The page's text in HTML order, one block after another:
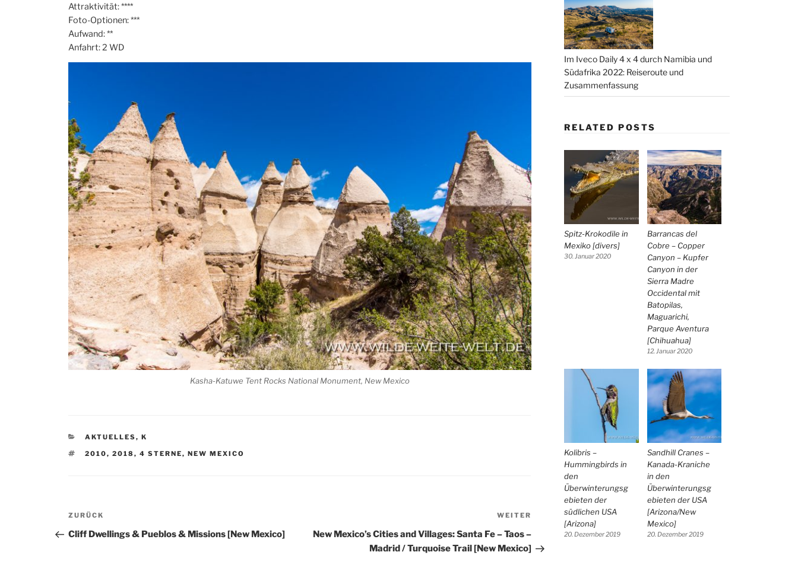
Attraktivität: ****
Foto-Optionen: ***
Aufwand: **
Anfahrt: 2 WD
Kasha-Katuwe Tent Rocks National Monument, New Mexico
KATEGORIEN
AKTUELLES, K
SCHLAGWÖRTER
2010, 2018, 4 STERNE, NEW MEXICO
Beitragsnavigation
Vorheriger
Beitrag
ZURÜCK
Cliff Dwellings & Pueblos & Missions [New Mexico]
Nächster
WEITER
New Mexico’s Cities and Villages: Santa Fe – Taos –
Madrid / Turquoise Trail [New Mexico]
Im Iveco Daily 4 x 4 durch Namibia und
Südafrika 2022: Reiseroute und
Zusammenfassung
RELATED POSTS
Spitz-Krokodile in
Mexiko [divers]
30. Januar 2020
Barrancas del
Cobre – Copper
Canyon – Kupfer
Canyon in der
Sierra Madre
Occidental mit
Batopilas,
Maguarichi,
Parque Aventura
[Chihuahua]
12. Januar 2020
Kolibris –
Hummingbirds in
den
Überwinterungsg
ebieten der
südlichen USA
[Arizona]
20. Dezember 2019
Sandhill Cranes –
Kanada-Kraniche
in den
Überwinterungsg
ebieten der USA
[Arizona/New
Mexico]
20. Dezember 2019